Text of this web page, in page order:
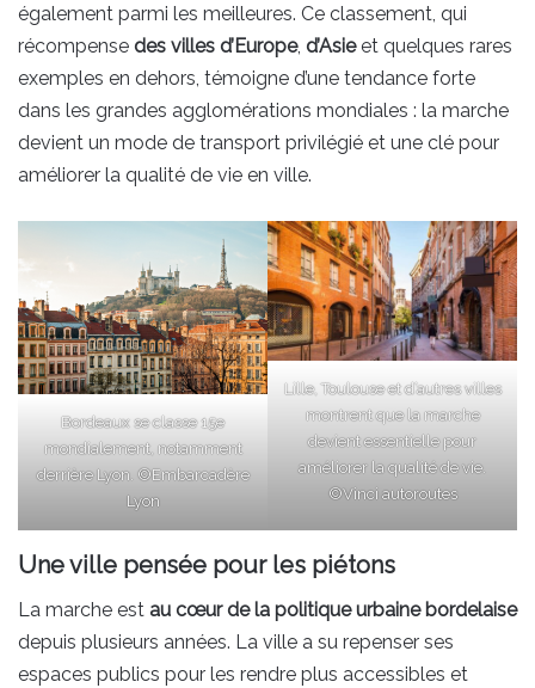
également parmi les meilleures. Ce classement, qui
récompense des villes d’Europe, d’Asieet quelques rares
exemples en dehors, témoigne d’une tendance forte
dans les grandes agglomérations mondiales : la marche
devient un mode de transport privilégié et une clé pour
améliorer la qualité de vie en ville.
Bordeaux se classe 15e
mondialement, notamment
derrière Lyon. ©Embarcadère
Lyon
Lille, Toulouse et d’autres villes
montrent que la marche
devient essentielle pour
améliorer la qualité de vie.
©Vinci autoroutes
Une ville pensée pour les piétons
La marche est au cœur de la politique urbaine bordelaise
depuis plusieurs années. La ville a su repenser ses
espaces publics pour les rendre plus accessibles et